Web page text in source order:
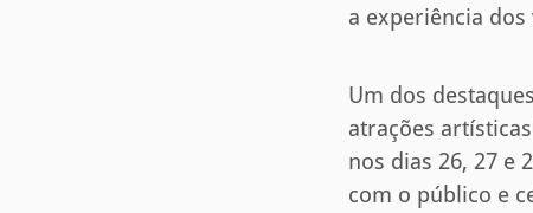
a experiência
Um dos
atrações
nos dias 26, 27 e
com o público e